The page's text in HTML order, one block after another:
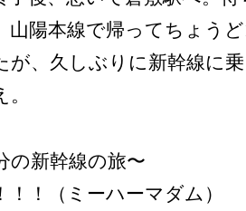
山陽本線で帰ってちょうど
が、久しぶりに新幹線に
の新幹線の旅〜
！（ミーハーマダム）